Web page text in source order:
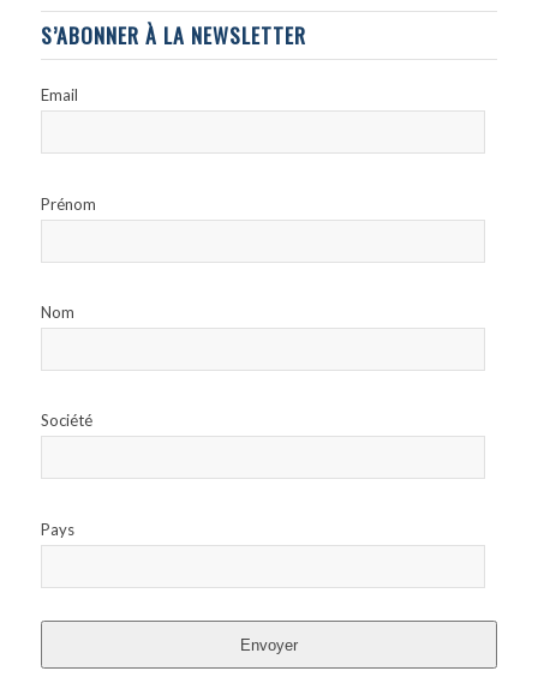
S’ABONNER À LA NEWSLETTER
Email
Prénom
Nom
Société
Pays
Envoyer